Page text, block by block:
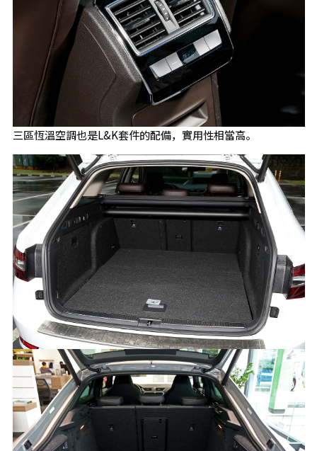
三區恆溫空調也是L&K套件的配備，實用性相當高。